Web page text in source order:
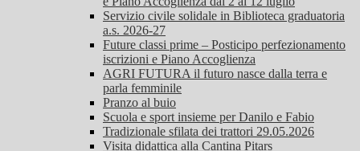
Servizio civile solidale in Biblioteca graduatoria
a.s. 2026-27
Future classi prime – Posticipo perfezionamento
iscrizioni e Piano Accoglienza
AGRI FUTURA il futuro nasce dalla terra e
parla femminile
Pranzo al buio
Scuola e sport insieme per Danilo e Fabio
Tradizionale sfilata dei trattori 29.05.2026
Visita didattica alla Cantina Pitars